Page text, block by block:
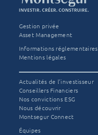
Gestion privée
Asset Management
Informations réglementaires
Mentions légales
Actualités de l’investisseur
Conseillers Financiers
Nos convictions ESG
Nous découvrir
Montsegur Connect
Équipes